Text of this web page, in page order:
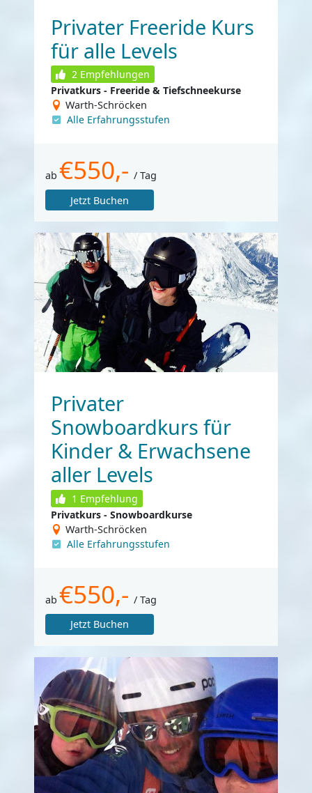
Privater Freeride Kurs
für alle Levels
2Empfehlungen
Privatkurs - Freeride & Tiefschneekurse
Warth-Schröcken
Alle Erfahrungsstufen
ab €550,- / Tag
Jetzt Buchen
Privater
Snowboardkurs für
Kinder & Erwachsene
aller Levels
1 Empfehlung
Privatkurs - Snowboardkurse
Warth-Schröcken
Alle Erfahrungsstufen
ab €550,- / Tag
Jetzt Buchen